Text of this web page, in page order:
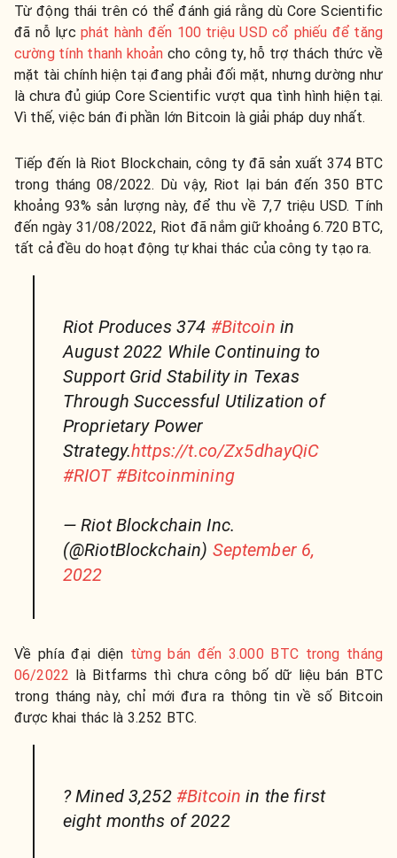
Từ động thái trên có thể đánh giá rằng dù Core Scientific
đã nỗ lực phát hành đến 100 triệu USD cổ phiếu để tăng
cường tính thanh khoản cho công ty, hỗ trợ thách thức về
mặt tài chính hiện tại đang phải đối mặt, nhưng dường như
là chưa đủ giúp Core Scientific vượt qua tình hình hiện tại.
Vì thế, việc bán đi phần lớn Bitcoin là giải pháp duy nhất.
Tiếp đến là Riot Blockchain, công ty đã sản xuất 374 BTC
trong tháng 08/2022. Dù vậy, Riot lại bán đến 350 BTC
khoảng 93% sản lượng này, để thu về 7,7 triệu USD. Tính
đến ngày 31/08/2022, Riot đã nắm giữ khoảng 6.720 BTC,
tất cả đều do hoạt động tự khai thác của công ty tạo ra.
Riot Produces 374 #Bitcoin in
August 2022 While Continuing to
Support Grid Stability in Texas
Through Successful Utilization of
Proprietary Power
Strategy.https://t.co/Zx5dhayQiC
#RIOT #Bitcoinmining
— Riot Blockchain Inc.
(@RiotBlockchain) September 6,
2022
Về phía đại diện từng bán đến 3.000 BTC trong tháng
06/2022 là Bitfarms thì chưa công bố dữ liệu bán BTC
trong tháng này, chỉ mới đưa ra thông tin về số Bitcoin
được khai thác là 3.252 BTC.
? Mined 3,252 #Bitcoin in the first
eight months of 2022